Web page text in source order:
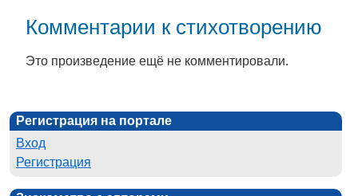
Комментарии к стихотворению
Это произведение ещё не комментировали.
Регистрация на портале
Вход
Регистрация